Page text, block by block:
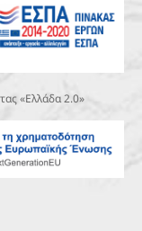
«Ελλάδα 2.0»